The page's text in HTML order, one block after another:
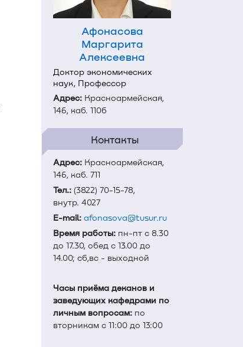
Афонасова
Маргарита
Алексеевна
Доктор экономических
наук, Профессор
Адрес: Красноармейская,
146, каб. 110б
Контакты
Адрес: Красноармейская,
146, каб. 711
Тел.:(3822) 70-15-78,
внутр. 4027
E-mail:afonasova@tusur.ru
Время работы: пн-пт с 8.30
до 17.30, обед с 13.00 до
14.00; сб,вс - выходной
Часы приёма деканов и
заведующих кафедрами по
личным вопросам: по
вторникам с 11:00 до 13:00